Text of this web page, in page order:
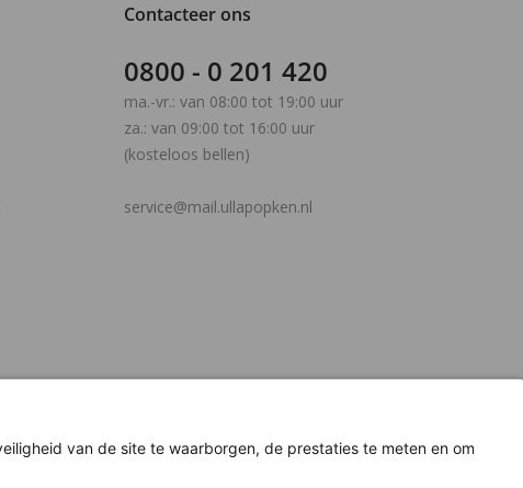
Contacteer ons
0800 - 0 201 420
ma.-vr.: van 08:00 tot 19:00 uur
za.: van 09:00 tot 16:00 uur
(kosteloos bellen)
service@mail.ullapopken.nl